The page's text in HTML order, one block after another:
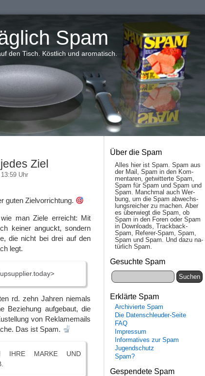
Spam
den Tisch. Köstlich und aromatisch.
Ziel
Uhr
guten Zielvorrichtung.
man Ziele erreicht: Mit
keiner anguckt, sondern
die nicht bei drei auf den
legt.
rd. zehn Jahren niemals
Beziehung aufgebaut, die
von Reklamemails
Das ist Spam.
IHRE MARKE UND
Über die Spam
Alles hier ist Spam. Spam aus
der Mail, Spam in den Kom­
men­taren, ge­twit­ter­te Spam,
Spam für Spam und Spam und
Spam. Manch­mal auch Wer­
bung, um die Spam ab­wechs­
lungs­reich­er zu mach­en. Aber
es über­wiegt die Spam, ob
Spam in den Fo­ren oder Spam
in Down­loads, Track­back-
Spam, Re­fe­rer-Spam, Spam,
Spam und Spam. Und da­zu na­
tür­lich Spam.
Gesuchte Spam
Erklärte Spam
Archivierte Spam
Die Datenschleuder-Seite
FAQ
Impressum
Informatives zur Spam
Jugendschutz
Spam?
Gespendete Spam